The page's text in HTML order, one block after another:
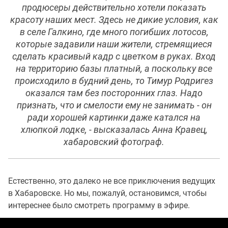
продюсеры действительно хотели показать
красоту наших мест. Здесь не дикие условия, как
в селе Галкино, где много погибших лотосов,
которые задавили наши жители, стремящиеся
сделать красивый кадр с цветком в руках. Вход
на территорию базы платный, а поскольку все
происходило в будний день, то Тимур Родригез
оказался там без посторонних глаз. Надо
признать, что и смелости ему не занимать - он
ради хорошей картинки даже катался на
хлюпкой лодке, - высказалась Анна Кравец,
хабаровский фотограф.
Естественно, это далеко не все приключения ведущих
в Хабаровске. Но мы, пожалуй, остановимся, чтобы
интереснее было смотреть программу в эфире.